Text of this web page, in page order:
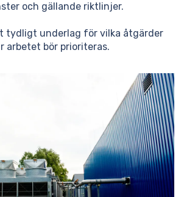
och gällande riktlinjer.
tydligt underlag för vilka åtgärder
arbetet bör prioriteras.